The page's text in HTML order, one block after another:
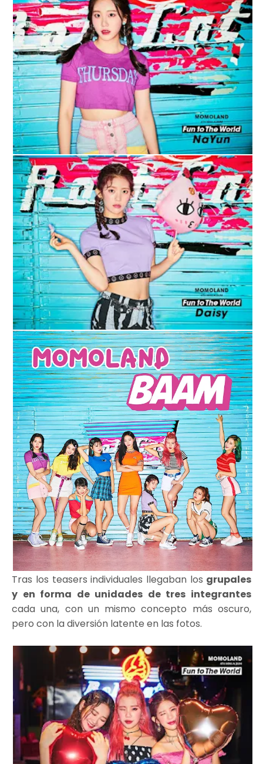
Tras los teasers individuales llegaban los grupales
y en forma de unidades de tres integrantes
cada una, con un mismo concepto más oscuro,
pero con la diversión latente en las fotos.